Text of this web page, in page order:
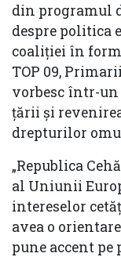
din programul
despre politica
coaliției în
TOP 09,
vorbesc într-un
țării și
drepturilor
„Republica
al Uniunii
intereselor
avea o
pune accent